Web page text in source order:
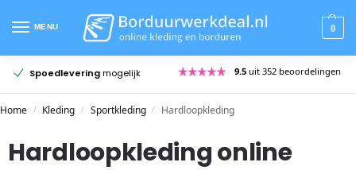
MENU 0
Meer dan20 jaar ervaring Gratis pasmodellen
Home / Kleding / Sportkleding / Hardloopkleding
Hardloopkleding online